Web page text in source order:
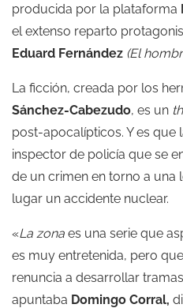
producida por la plataforma
el extenso reparto
Eduard Fernández (El
La ficción, creada por los
Sánchez-Cabezudo, es un
post-apocalípticos. Y es que
inspector de policía que se
de un crimen en torno a una
lugar un accidente nuclear.
«La zona es una serie que
es muy entretenida, pero
renuncia a desarrollar
apuntaba Domingo Corral,